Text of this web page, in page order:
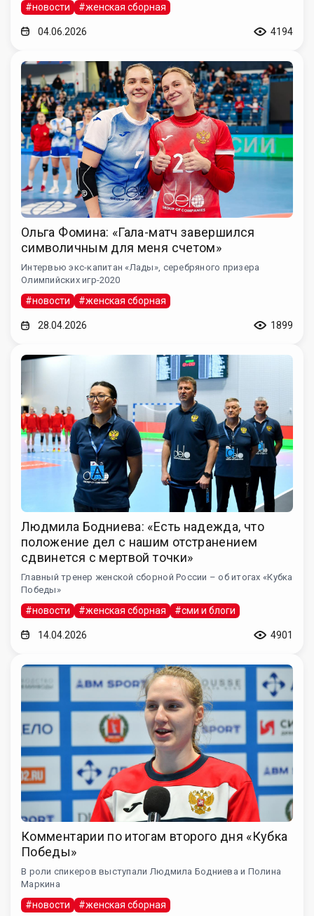
#новости #женская сборная
04.06.2026 4194
Ольга Фомина: «Гала-матч завершился
символичным для меня счетом»
Интервью экс-капитан «Лады», серебряного призера
Олимпийских игр-2020
#новости #женская сборная
28.04.2026 1899
Людмила Бодниева: «Есть надежда, что
положение дел с нашим отстранением
сдвинется с мертвой точки»
Главный тренер женской сборной России – об итогах «Кубка
Победы»
#новости #женская сборная #сми и блоги
14.04.2026 4901
Комментарии по итогам второго дня «Кубка
Победы»
В роли спикеров выступали Людмила Бодниева и Полина
Маркина
#новости #женская сборная